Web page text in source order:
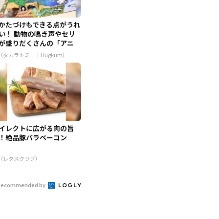
たづけもできる点がうれ
！ 動物の鳴き声やセリ
盛りだくさんの「アニ
...
タカラトミー｜Hugkum）
レクトに広がる肉の旨
絶品豚バラベーコン
レタスクラブ）
by